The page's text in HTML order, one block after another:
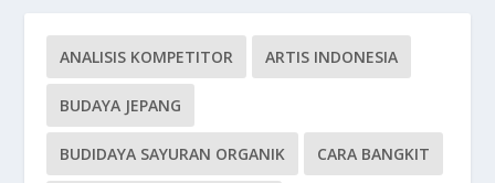
ANALISIS KOMPETITOR ARTIS INDONESIA
BUDAYA JEPANG
BUDIDAYA SAYURAN ORGANIK CARA BANGKIT